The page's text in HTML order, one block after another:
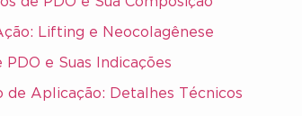
Lifting e Neocolagênese
PDO e Suas Indicações
de Aplicação: Detalhes Técnicos